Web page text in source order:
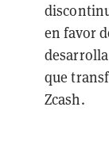
en favor
que
Zcash.